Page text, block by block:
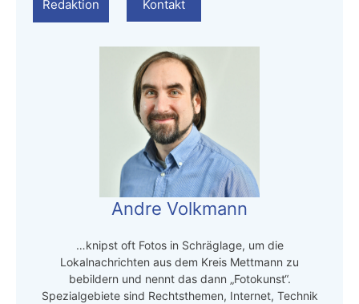
Redaktion Kontakt
Andre Volkmann
…knipst oft Fotos in Schräglage, um die
Lokalnachrichten aus dem Kreis Mettmann zu
bebildern und nennt das dann „Fotokunst“.
Spezialgebiete sind Rechtsthemen, Internet, Technik